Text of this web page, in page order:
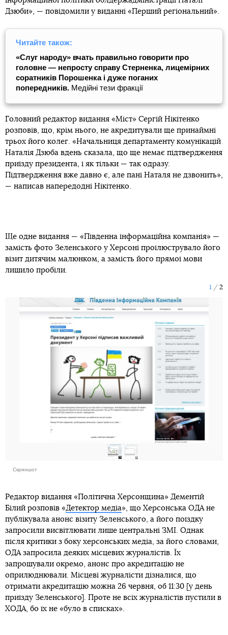
Дзюби», — повідомили у виданні «Перший регіональний».
Читайте також:
«Слуг народу» вчать правильно говорити про
головне — непросту справу Стерненка, лицемірних
соратників Порошенка і дуже поганих
попередників. Медійні тези фракції
Головний редактор видання «Міст» Сергій Нікітенко
розповів, що, крім нього, не акредитували ще принаймні
трьох його колег. «Начальниця департаменту комунікацій
Наталія Дзюба вдень сказала, що ще немає підтвердження
приїзду президента, і як тільки — так одразу.
Підтвердження вже давно є, але пані Наталя не дзвонить»,
— написав напередодні Нікітенко.
Ще одне видання — «Південна інформаційна компанія» —
замість фото Зеленського у Херсоні проілюструвало його
візит дитячим малюнком, а замість його прямої мови
лишило пробіли.
1 2
Скриншот
Редактор видання «Політична Херсонщина» Дементій
Білий розповів «Детектор медіа», що Херсонська ОДА не
публікувала анонс візиту Зеленського, а його поїздку
запросили висвітлювати лише центральні ЗМІ. Однак
після критики з боку херсонських медіа, за його словами,
ОДА запросила деяких місцевих журналістів. Їх
запрошували окремо, анонс про акредитацію не
оприлюднювали. Місцеві журналісти дізналися, що
отримати акредитацію можна 26 червня, об 11:30 [у день
приїзду Зеленського]. Проте не всіх журналістів пустили в
ХОДА, бо їх не «було в списках».